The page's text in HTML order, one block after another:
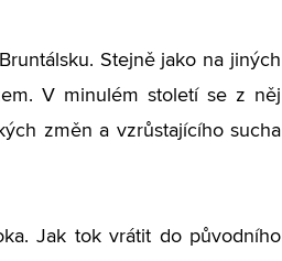
Stejně jako na jiných
V minulém století se z něj
změn a vzrůstajícího sucha
Jak tok vrátit do původního